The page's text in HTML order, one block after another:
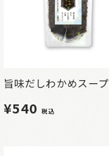
旨味だしわかめスープ
¥540税込